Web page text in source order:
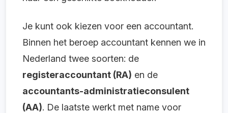
Je kunt ook kiezen voor een accountant.
Binnen het beroep accountant kennen we in
Nederland twee soorten: de
registeraccountant (RA) en de
accountants-administratieconsulent
(AA). De laatste werkt met name voor